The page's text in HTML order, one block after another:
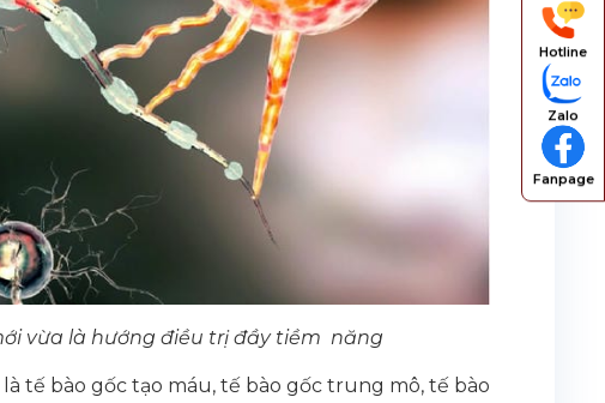
vừa là hướng điều trị đầy tiềm năng
tế bào gốc tạo máu, tế bào gốc trung mô, tế bào
Hotline
Zalo
Fanpage